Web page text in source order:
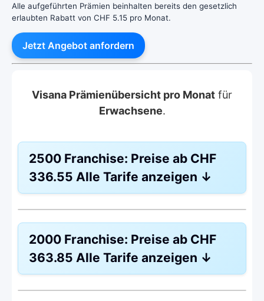
Alle aufgeführten Prämien beinhalten bereits den gesetzlich
erlaubten Rabatt von CHF 5.15 pro Monat.
Jetzt Angebot anfordern
Visana Prämienübersicht pro Monat für
Erwachsene.
2500 Franchise: Preise ab CHF
336.55 Alle Tarife anzeigen ↓
Ohne Unfalldeckung:
CHF 336.55
Mit Unfalldeckung:
2000 Franchise: Preise ab CHF
363.85 Alle Tarife anzeigen ↓